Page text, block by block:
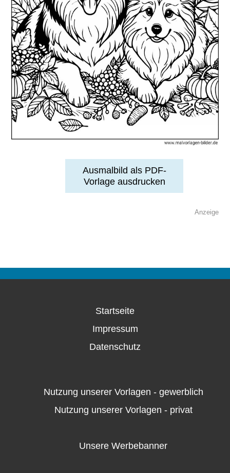
Ausmalbild als PDF-
Vorlage ausdrucken
Anzeige
Startseite
Impressum
Datenschutz
Nutzung unserer Vorlagen - gewerblich
Nutzung unserer Vorlagen - privat
Unsere Werbebanner